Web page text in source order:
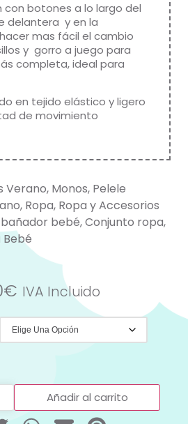
con botones a lo largo del
delantera y en la
mas fácil el cambio
y gorro a juego para
completa, ideal para
en tejido elástico y ligero
de movimiento
Verano, Monos, Pelele
, Ropa, Ropa y Accesorios
bañador bebé,Conjunto ropa,
€ IVA Incluido
Añadir al carrito